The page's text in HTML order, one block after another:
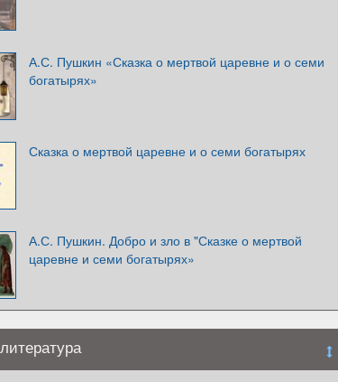
А.С. Пушкин «Сказка о мертвой царевне и о семи
богатырях»
Сказка о мертвой царевне и о семи богатырях
А.С. Пушкин. Добро и зло в "Сказке о мертвой
царевне и семи богатырях»